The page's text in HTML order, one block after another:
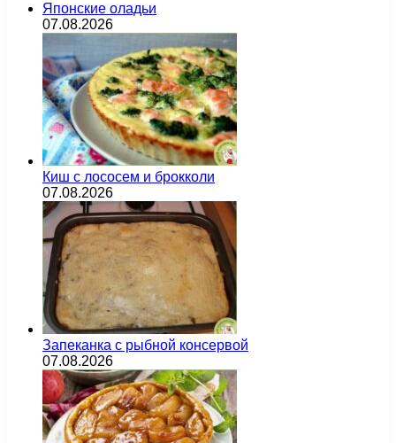
Японские оладьи
07.08.2026
Киш с лососем и брокколи
07.08.2026
Запеканка с рыбной консервой
07.08.2026